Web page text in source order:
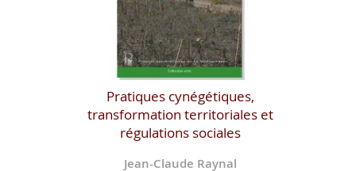
Pratiques cynégétiques,
transformation territoriales et
régulations sociales
Jean-Claude Raynal